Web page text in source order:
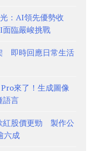
：AI領先優勢收
臨嚴峻挑戰
即時回應日常生活
來了！生成圖像
言
紅股價更勁 製作公
六成